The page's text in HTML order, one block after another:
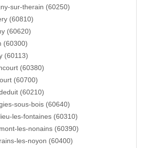
sur-therain (60250)
(60810)
(60620)
(60300)
(60113)
(60380)
(60700)
(60210)
sous-bois (60640)
les-fontaines (60310)
les-nonains (60390)
les-noyon (60400)